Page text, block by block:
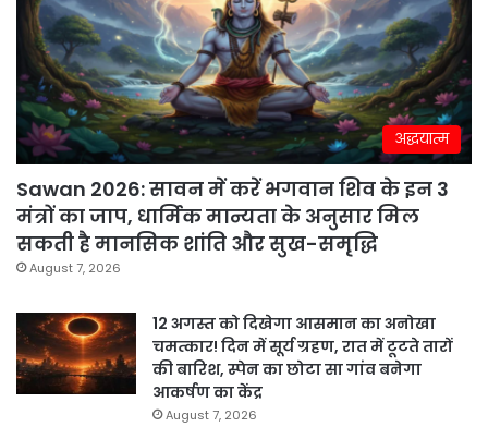
अद्धयात्म
Sawan 2026: सावन में करें भगवान शिव के इन 3
मंत्रों का जाप, धार्मिक मान्यता के अनुसार मिल
सकती है मानसिक शांति और सुख-समृद्धि
August 7, 2026
12 अगस्त को दिखेगा आसमान का अनोखा
चमत्कार! दिन में सूर्य ग्रहण, रात में टूटते तारों
की बारिश, स्पेन का छोटा सा गांव बनेगा
आकर्षण का केंद्र
August 7, 2026